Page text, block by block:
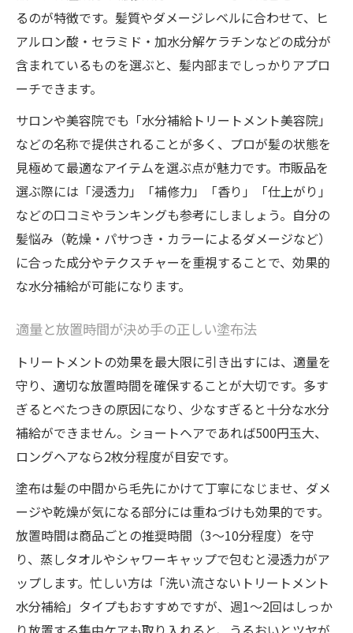
るのが特徴です。髪質やダメージレベルに合わせて、ヒ
アルロン酸・セラミド・加水分解ケラチンなどの成分が
含まれているものを選ぶと、髪内部までしっかりアプロ
ーチできます。
サロンや美容院でも「水分補給トリートメント美容院」
などの名称で提供されることが多く、プロが髪の状態を
見極めて最適なアイテムを選ぶ点が魅力です。市販品を
選ぶ際には「浸透力」「補修力」「香り」「仕上がり」
などの口コミやランキングも参考にしましょう。自分の
髪悩み（乾燥・パサつき・カラーによるダメージなど）
に合った成分やテクスチャーを重視することで、効果的
な水分補給が可能になります。
適量と放置時間が決め手の正しい塗布法
トリートメントの効果を最大限に引き出すには、適量を
守り、適切な放置時間を確保することが大切です。多す
ぎるとべたつきの原因になり、少なすぎると十分な水分
補給ができません。ショートヘアであれば500円玉大、
ロングヘアなら2枚分程度が目安です。
塗布は髪の中間から毛先にかけて丁寧になじませ、ダメ
ージや乾燥が気になる部分には重ねづけも効果的です。
放置時間は商品ごとの推奨時間（3〜10分程度）を守
り、蒸しタオルやシャワーキャップで包むと浸透力がア
ップします。忙しい方は「洗い流さないトリートメント
水分補給」タイプもおすすめですが、週1〜2回はしっか